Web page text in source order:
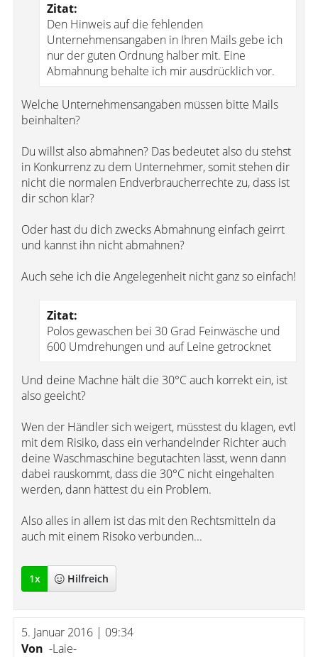
Zitat:
Den Hinweis auf die fehlenden
Unternehmensangaben in Ihren Mails gebe ich
nur der guten Ordnung halber mit. Eine
Abmahnung behalte ich mir ausdrücklich vor.
Welche Unternehmensangaben müssen bitte Mails
beinhalten?
Du willst also abmahnen? Das bedeutet also du stehst
in Konkurrenz zu dem Unternehmer, somit stehen dir
nicht die normalen Endverbraucherrechte zu, dass ist
dir schon klar?
Oder hast du dich zwecks Abmahnung einfach geirrt
und kannst ihn nicht abmahnen?
Auch sehe ich die Angelegenheit nicht ganz so einfach!
Zitat:
Polos gewaschen bei 30 Grad Feinwäsche und
600 Umdrehungen und auf Leine getrocknet
Und deine Machne hält die 30°C auch korrekt ein, ist
also geeicht?
Wen der Händler sich weigert, müsstest du klagen, evtl
mit dem Risiko, dass ein verhandelnder Richter auch
deine Waschmaschine begutachten lässt, wenn dann
dabei rauskommt, dass die 30°C nicht eingehalten
werden, dann hättest du ein Problem.
Also alles in allem ist das mit den Rechtsmitteln da
auch mit einem Risoko verbunden...
1x Hilfreich
5. Januar 2016 | 09:34
Von -Laie-